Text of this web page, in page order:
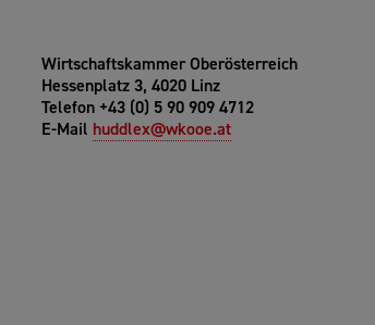
Wirtschaftskammer Oberösterreich
Hessenplatz 3, 4020 Linz
Telefon +43 (0) 5 90 909 4712
E-Mail huddlex@wkooe.at